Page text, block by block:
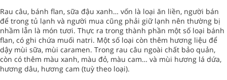
Rau câu, bánh flan, sữa đậu xanh… vốn là loại ăn liền, người bán
để trong tủ lạnh và người mua cũng phải giữ lạnh nên thường bị
nhầm lẫn là món tươi. Thực ra trong thành phần một số loại bánh
flan, có ghi chứa muối natri. Một số loại còn thêm hương liệu để
dậy mùi sữa, mùi caramen. Trong rau câu ngoài chất bảo quản,
còn có thêm màu xanh, màu đỏ, màu cam… và mùi hương lá dứa,
hương dâu, hương cam (tuỳ theo loại).